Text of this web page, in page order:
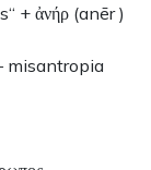
+ ἀνήρ (anēr )
misantropia